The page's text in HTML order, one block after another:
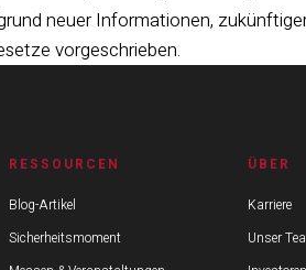
neuer Informationen,
vorgeschrieben.
RESSOURCEN
Blog-Artikel
Sicherheitsmoment
ÜBER
Karriere
Unser